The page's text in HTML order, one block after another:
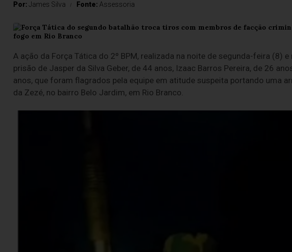
Por: James Silva Fonte: Assessoria
A ação da Força Tática do 2º BPM, realizada na noite de segunda-feira (8)
prisão de Jasper da Silva Geber, de 44 anos, Izaac Barros Pereira, de 26
anos, que foram flagrados pela equipe em atitude suspeita portando uma
da Zezé, no bairro Belo Jardim, em Rio Branco.